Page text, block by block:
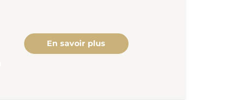
En savoir plus